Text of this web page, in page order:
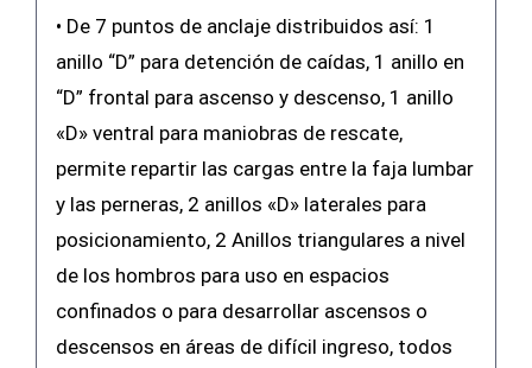
• De 7 puntos de anclaje distribuidos así: 1
anillo “D” para detención de caídas, 1 anillo en
“D” frontal para ascenso y descenso, 1 anillo
«D» ventral para maniobras de rescate,
permite repartir las cargas entre la faja lumbar
y las perneras, 2 anillos «D» laterales para
posicionamiento, 2 Anillos triangulares a nivel
de los hombros para uso en espacios
confinados o para desarrollar ascensos o
descensos en áreas de difícil ingreso, todos